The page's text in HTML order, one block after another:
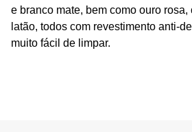
e branco mate, bem como ouro rosa,
latão, todos com revestimento anti-
muito fácil de limpar.